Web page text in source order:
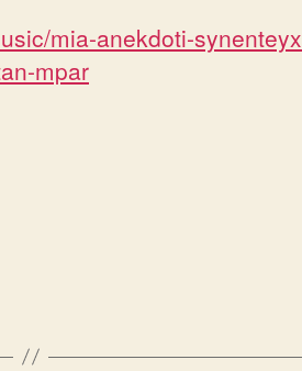
mia-anekdoti-
mpar